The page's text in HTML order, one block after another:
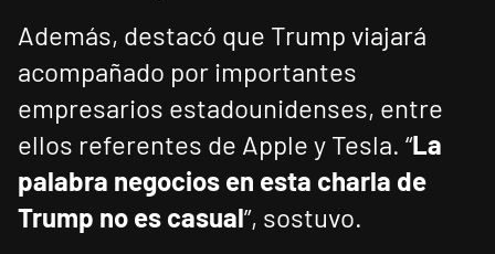
Además, destacó que Trump viajará
acompañado por importantes
empresarios estadounidenses, entre
ellos referentes de Apple y Tesla. “La
palabra negocios en esta charla de
Trump no es casual”, sostuvo.